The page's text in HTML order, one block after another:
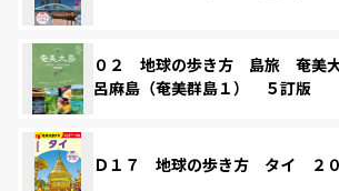
０２ 地球の歩き方 島旅 奄美
呂麻島（奄美群島１） ５訂版
Ｄ１７ 地球の歩き方 タイ ２０